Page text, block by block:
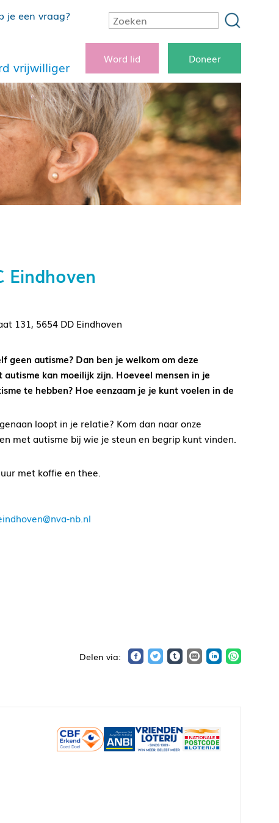
je een vraag?
vrijwilliger
Word lid Doneer
Eindhoven
131, 5654 DD Eindhoven
geen autisme? Dan ben je welkom om deze
kan moeilijk zijn. Hoeveel mensen in je
te hebben? Hoe eenzaam je je kunt voelen in de
loopt in je relatie? Kom dan naar onze
met autisme bij wie je steun en begrip kunt vinden.
met koffie en thee.
nb.nl